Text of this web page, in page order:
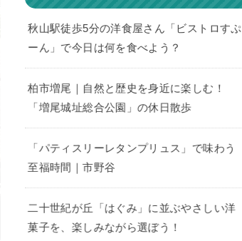
秋山駅徒歩5分の洋食屋さん「ビストロすぷ
ーん」で今日は何を食べよう？
柏市増尾｜自然と歴史を身近に楽しむ！
「増尾城址総合公園」の休日散歩
「パティスリーレタンプリュス」で味わう
至福時間｜市野谷
二十世紀が丘「はぐみ」に並ぶやさしい洋
菓子を、楽しみながら選ぼう！